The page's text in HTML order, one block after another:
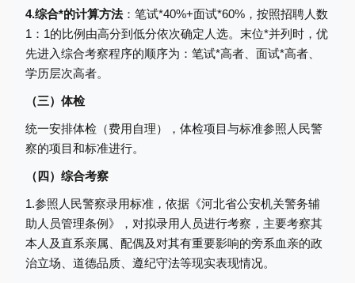
4.综合*的计算方法：笔试*40%+面试*60%，按照招聘人数
1：1的比例由高分到低分依次确定人选。末位*并列时，优
先进入综合考察程序的顺序为：笔试*高者、面试*高者、
学历层次高者。
（三）体检
统一安排体检（费用自理），体检项目与标准参照人民警
察的项目和标准进行。
（四）综合考察
1.参照人民警察录用标准，依据《河北省公安机关警务辅
助人员管理条例》，对拟录用人员进行考察，主要考察其
本人及直系亲属、配偶及对其有重要影响的旁系血亲的政
治立场、道德品质、遵纪守法等现实表现情况。